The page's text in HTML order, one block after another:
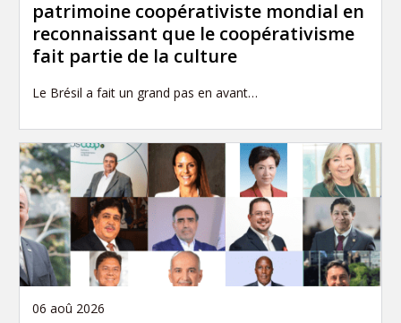
patrimoine coopérativiste mondial en
reconnaissant que le coopérativisme
fait partie de la culture
Le Brésil a fait un grand pas en avant…
06 aoû 2026